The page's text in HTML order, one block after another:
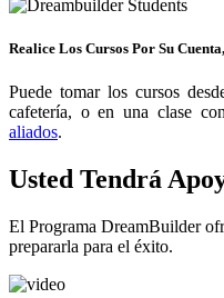
Realice Los Cursos Por Su
Puede tomar los cursos
cafetería, o en una clase
aliados.
Usted Tendrá
El Programa DreamBuilder
prepararla para el éxito.